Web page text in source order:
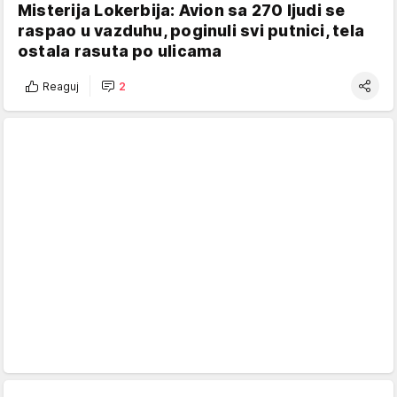
Misterija Lokerbija: Avion sa 270 ljudi se
raspao u vazduhu, poginuli svi putnici, tela
ostala rasuta po ulicama
Reaguj 2